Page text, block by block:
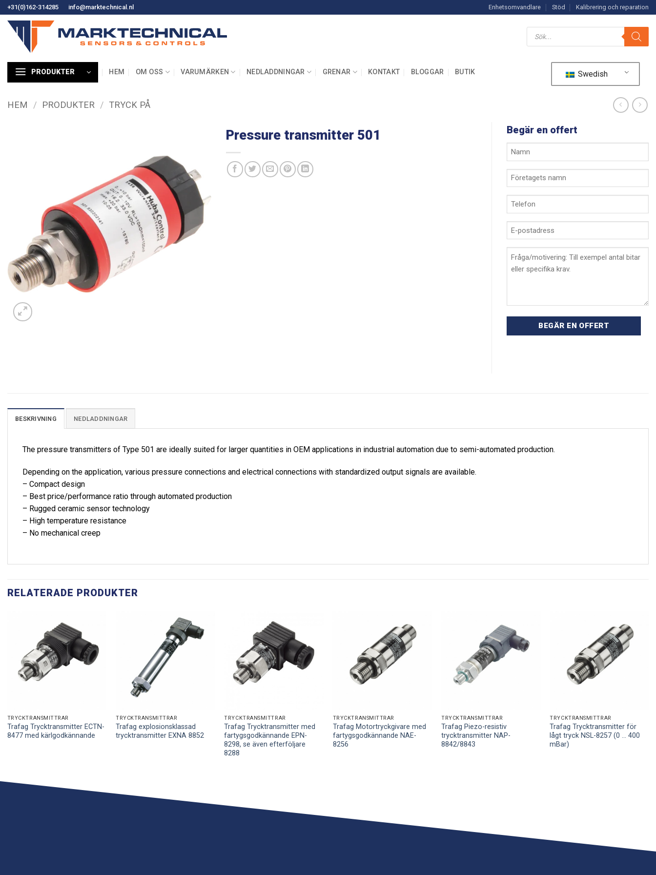
Hoppa
till
innehåll
+31(0)162-314285 info@marktechnical.nl Enhetsomvandlare Stöd Kalibrering och reparation
Produktsökning
PRODUKTER HEM OM OSS VARUMÄRKEN NEDLADDNINGAR GRENAR KONTAKT BLOGGAR BUTIK Swedish
HEM / PRODUKTER / TRYCK PÅ
Pressure transmitter 501 Begär en offert
Ditt
namn
Företagets
namn
Telefon
*
E-
postadress
Fråga/förklaring
BESKRIVNING NEDLADDNINGAR
The pressure transmitters of Type 501 are ideally suited for larger quantities in OEM applications in industrial automation due to semi-automated production.
Depending on the application, various pressure connections and electrical connections with standardized output signals are available.
– Compact design
– Best price/performance ratio through automated production
– Rugged ceramic sensor technology
– High temperature resistance
– No mechanical creep
RELATERADE PRODUKTER
TRYCKTRANSMITTRAR
Trafag Trycktransmitter ECTN-
8477 med kärlgodkännande
TRYCKTRANSMITTRAR
Trafag explosionsklassad
trycktransmitter EXNA 8852
TRYCKTRANSMITTRAR
Trafag Trycktransmitter med
fartygsgodkännande EPN-
8298, se även efterföljare
8288
TRYCKTRANSMITTRAR
Trafag Motortryckgivare med
fartygsgodkännande NAE-
8256
TRYCKTRANSMITTRAR
Trafag Piezo-resistiv
trycktransmitter NAP-
8842/8843
TRYCKTRANSMITTRAR
Trafag Trycktransmitter för
lågt tryck NSL-8257 (0 ... 400
mBar)